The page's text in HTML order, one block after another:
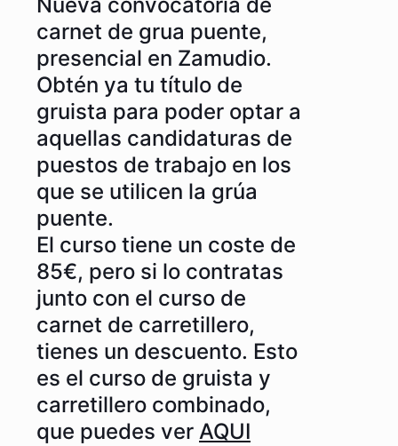
Nueva convocatoria de
carnet de grua puente,
presencial en Zamudio.
Obtén ya tu título de
gruista para poder optar a
aquellas candidaturas de
puestos de trabajo en los
que se utilicen la grúa
puente.
El curso tiene un coste de
85€, pero si lo contratas
junto con el curso de
carnet de carretillero,
tienes un descuento. Esto
es el curso de gruista y
carretillero combinado,
que puedes ver AQUI